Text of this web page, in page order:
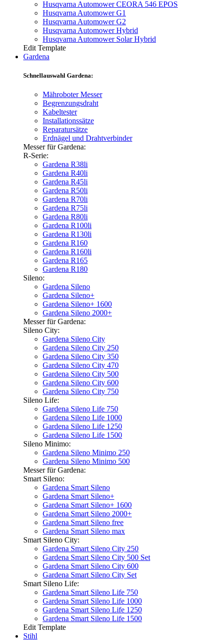
Husqvarna Automower CEORA 546 EPOS
Husqvarna Automower G1
Husqvarna Automower G2
Husqvarna Automower Hybrid
Husqvarna Automower Solar Hybrid
Edit Template
Gardena
Schnellauswahl Gardena:
Mähroboter Messer
Begrenzungsdraht
Kabeltester
Installationssätze
Reparatursätze
Erdnägel und Drahtverbinder
Messer für Gardena:
R-Serie:
Gardena R38li
Gardena R40li
Gardena R45li
Gardena R50li
Gardena R70li
Gardena R75li
Gardena R80li
Gardena R100li
Gardena R130li
Gardena R160
Gardena R160li
Gardena R165
Gardena R180
Sileno:
Gardena Sileno
Gardena Sileno+
Gardena Sileno+ 1600
Gardena Sileno 2000+
Messer für Gardena:
Sileno City:
Gardena Sileno City
Gardena Sileno City 250
Gardena Sileno City 350
Gardena Sileno City 470
Gardena Sileno City 500
Gardena Sileno City 600
Gardena Sileno City 750
Sileno Life:
Gardena Sileno Life 750
Gardena Sileno Life 1000
Gardena Sileno Life 1250
Gardena Sileno Life 1500
Sileno Minimo:
Gardena Sileno Minimo 250
Gardena Sileno Minimo 500
Messer für Gardena:
Smart Sileno:
Gardena Smart Sileno
Gardena Smart Sileno+
Gardena Smart Sileno+ 1600
Gardena Smart Sileno 2000+
Gardena Smart Sileno free
Gardena Smart Sileno max
Smart Sileno City:
Gardena Smart Sileno City 250
Gardena Smart Sileno City 500 Set
Gardena Smart Sileno City 600
Gardena Smart Sileno City Set
Smart Sileno Life:
Gardena Smart Sileno Life 750
Gardena Smart Sileno Life 1000
Gardena Smart Sileno Life 1250
Gardena Smart Sileno Life 1500
Edit Template
Stihl